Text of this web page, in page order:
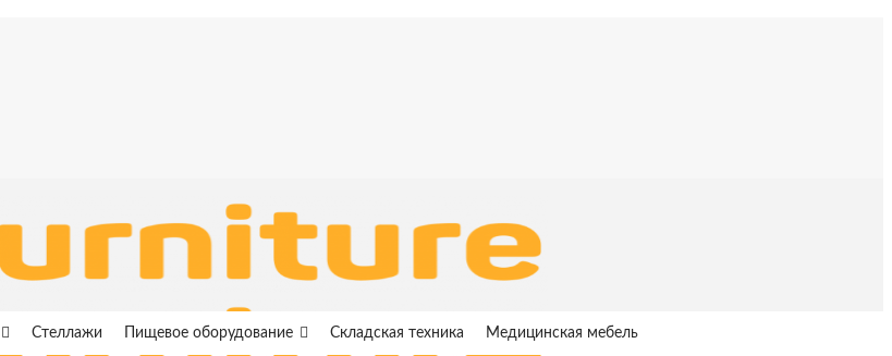
Стеллажи Пищевое оборудование Складская техника Медицинская мебель